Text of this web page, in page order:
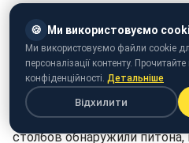
В Киеве на улице
столбов обнаружили
🍪 Ми використовуємо
Ми використовуємо файли cookie
персоналізації контенту.
конфіденційності. Детальніше
Відхилити